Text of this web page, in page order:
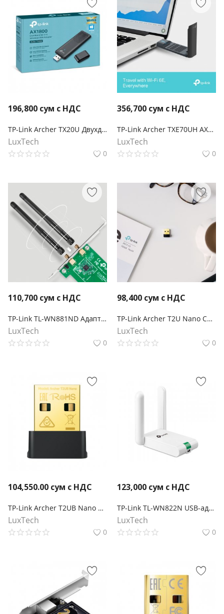
196,800 сум с НДС
TP-Link Archer TX20U Двухдиапазонный USB‑адаптер с поддержкой Wi‑Fi AX1800
LuxTech
0
356,700 сум с НДС
TP-Link Archer TXE70UH AXE5400 Wi-Fi 6E Беспроводной USB-адаптер с высоким коэффициентом усиления
LuxTech
0
110,700 сум с НДС
TP-Link TL-WN881ND Адаптер PCI Express с поддержкой Wi-Fi N300
LuxTech
0
98,400 сум с НДС
TP-Link Archer T2U Nano Сверхкомпактный двухдиапазонный USB-адаптер с поддержкой Wi-Fi AC600
LuxTech
0
104,550.00 сум с НДС
TP-Link Archer T2UB Nano Сверхкомпактный двухдиапазонный USB‑адаптер с поддержкой Wi‑Fi AC600 и Bluetooth 4.2
LuxTech
0
123,000 сум с НДС
TP-Link TL-WN822N USB-адаптер высокого усиления с поддержкой Wi-Fi N300
LuxTech
0